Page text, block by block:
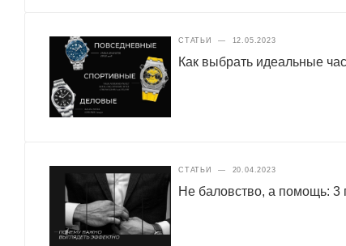
СТАТЬИ — 12.05.2023
Как выбрать идеальные
СТАТЬИ — 20.04.2023
Не баловство, а помощь: